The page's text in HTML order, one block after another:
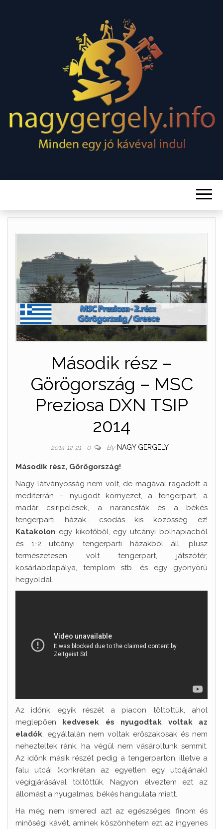
NAGY
GERGELY
Minden egy jó kávéval indul
Második rész –
Görögország – MSC
Preziosa DXN TSIP
2014
2014-12-21 0 By NAGY GERGELY
Második rész, Görögország!
Nagy látványosság nem volt, de magával ragadott a
mediterrán – nyugodt környezet, a tengerpart, a
madár csiripelések, a narancsfák és a békés
tengerparti házak.. csodás kis közösség ez!
Katakolon egy kikötőből, egy utcányi bolhapiacból
és 1-2 utcányi tengerparti házakból áll, plusz
természetesen volt tengerpart, játszótér,
kosárlabdapálya, templom stb. és egy gyönyörű
hegyoldal.
Az időnk egyik részét a piacon töltöttük, ahol
meglepően kedvesek és nyugodtak voltak az
eladók, egyáltalán nem voltak erőszakosak és nem
nehezteltek ránk, ha végül nem vásároltunk semmit.
Az időnk másik részét pedig a tengerparton, illetve a
falu utcái (konkrétan az egyetlen egy utcájának)
végigjárásával töltöttük. Nagyon élveztem ezt az
állomást a nyugalmas, békés hangulata miatt.
Ha még nem ismered azt az egészséges, finom és
minőségi kávét, aminek köszönhetem ezt az ingyenes